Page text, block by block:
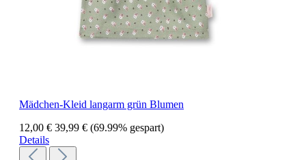
Mädchen-Kleid langarm grün Blumen
12,00 € 39,99 € (69.99% gespart)
Details